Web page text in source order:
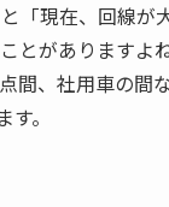
「現在、回線が
とがありますよ
間、社用車の間
。